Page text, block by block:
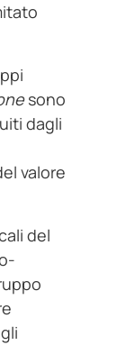
sono
dagli
valore
del